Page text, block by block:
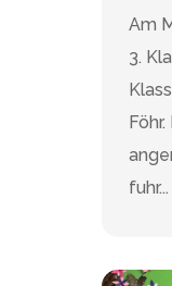
Am
3.
fuhr...